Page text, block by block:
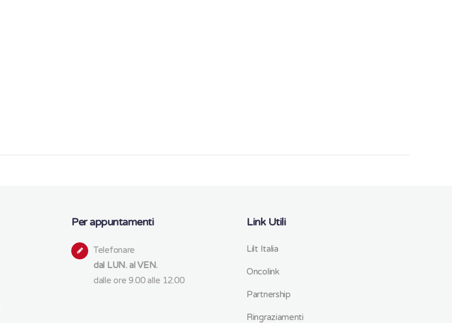
Per appuntamenti
Telefonare
dal LUN. al VEN.
dalle ore 9.00 alle 12.00
Link Utili
Lilt Italia
Oncolink
Partnership
Ringraziamenti